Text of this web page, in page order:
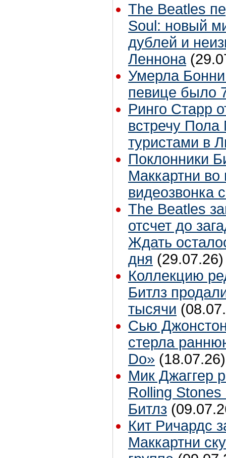
The Beatles
Soul: новый
дублей и
Леннона
Умерла
певице было
Ринго Старр
встречу Пола
туристами в
Поклонники
Маккартни во
видеозвонка
The Beatles
отсчет до
Ждать
дня (29.07.26)
Коллекцию
Битлз
тысячи
Сью
стерла
Do» (18.07.26)
Мик Джаггер
Rolling Stones
Битлз
Кит Ричардс
Маккартни